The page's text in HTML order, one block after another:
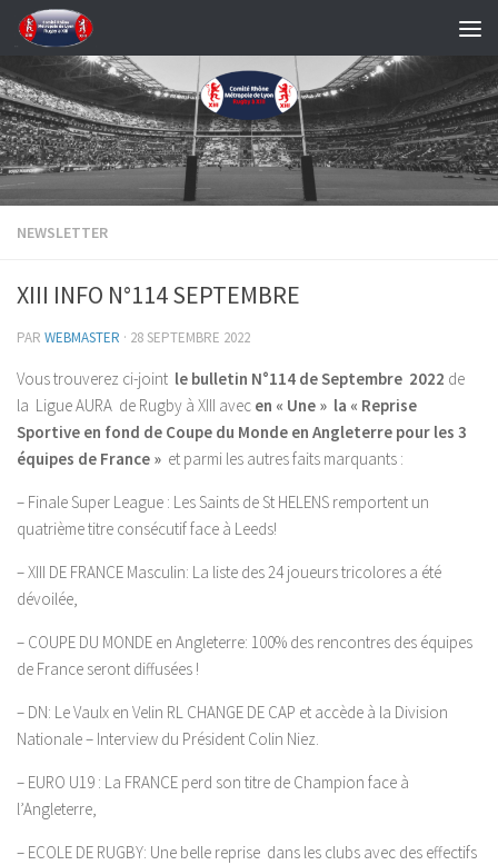
Skip to content
NEWSLETTER
XIII INFO N°114 SEPTEMBRE
PAR WEBMASTER · 28 SEPTEMBRE 2022
Vous trouverez ci-joint le bulletin N°114 de Septembre 2022 de
la Ligue AURA de Rugby à XIII avec en « Une » la « Reprise
Sportive en fond de Coupe du Monde en Angleterre pour les 3
équipes de France » et parmi les autres faits marquants :
– Finale Super League : Les Saints de St HELENS remportent un
quatrième titre consécutif face à Leeds!
– XIII DE FRANCE Masculin: La liste des 24 joueurs tricolores a été
dévoilée,
– COUPE DU MONDE en Angleterre: 100% des rencontres des équipes
de France seront diffusées !
– DN: Le Vaulx en Velin RL CHANGE DE CAP et accède à la Division
Nationale – Interview du Président Colin Niez.
– EURO U19 : La FRANCE perd son titre de Champion face à
l’Angleterre,
– ECOLE DE RUGBY: Une belle reprise dans les clubs avec des effectifs